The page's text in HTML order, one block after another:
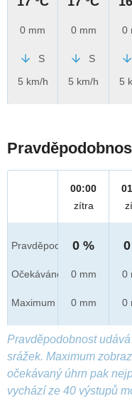
0 mm
S
5 km/h
0 mm
S
5 km/h
0
5
Pravděpod.
Očekáváno
Maximum
00:00
zítra
0 %
0 mm
0 mm
0
0
Pravděpodobnost
srážek. Maximum
očekávaný úhrn pak
vychází ze 40 výstupů